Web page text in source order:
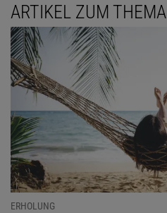
ARTIKEL ZUM THEMA
ERHOLUNG